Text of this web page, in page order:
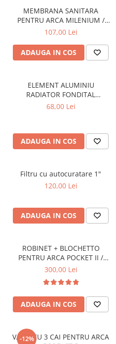
MEMBRANA SANITARA
PENTRU ARCA MILENIUM /
POCKET I - MEM0101P1
107,00 Lei
ADAUGA IN COS
ELEMENT ALUMINIU
RADIATOR FONDITAL
EXCLUSIVO D3 600
68,00 Lei
ADAUGA IN COS
Filtru cu autocuratare 1"
120,00 Lei
ADAUGA IN COS
ROBINET + BLOCHETTO
PENTRU ARCA POCKET II /
PIXEL - AST0900P+BRI0900P
300,00 Lei
ADAUGA IN COS
-12%
VANA CU 3 CAI PENTRU ARCA